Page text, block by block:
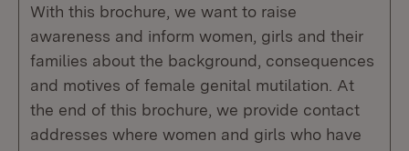
With this brochure, we want to raise
awareness and inform women, girls and their
families about the background, consequences
and motives of female genital mutilation. At
the end of this brochure, we provide contact
addresses where women and girls who have